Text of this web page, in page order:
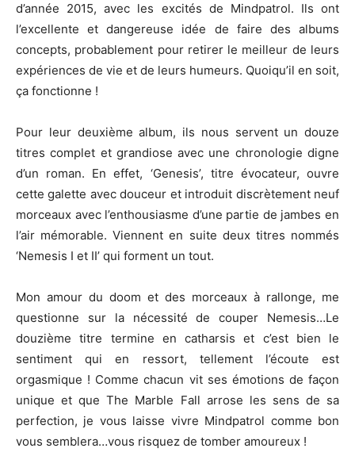
d’année 2015, avec les excités de Mindpatrol. Ils ont
l’excellente et dangereuse idée de faire des albums
concepts, probablement pour retirer le meilleur de leurs
expériences de vie et de leurs humeurs. Quoiqu’il en soit,
ça fonctionne !
Pour leur deuxième album, ils nous servent un douze
titres complet et grandiose avec une chronologie digne
d’un roman. En effet, ‘Genesis’, titre évocateur, ouvre
cette galette avec douceur et introduit discrètement neuf
morceaux avec l’enthousiasme d’une partie de jambes en
l’air mémorable. Viennent en suite deux titres nommés
‘Nemesis I et II’ qui forment un tout.
Mon amour du doom et des morceaux à rallonge, me
questionne sur la nécessité de couper Nemesis…Le
douzième titre termine en catharsis et c’est bien le
sentiment qui en ressort, tellement l’écoute est
orgasmique ! Comme chacun vit ses émotions de façon
unique et que The Marble Fall arrose les sens de sa
perfection, je vous laisse vivre Mindpatrol comme bon
vous semblera…vous risquez de tomber amoureux !